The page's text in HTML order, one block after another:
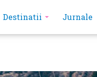
Destinatii Jurnale